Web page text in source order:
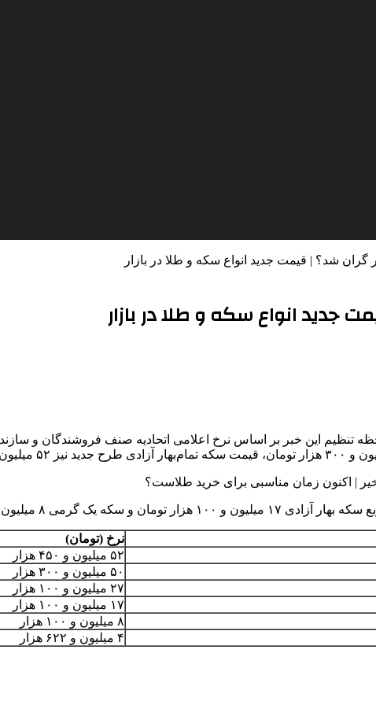
| اکنون زمان مناسبی برای خرید طلاست؟
نرخ (تومان)
۵۲ میلیون و ۴۵۰ هزار
۵۰ میلیون و ۳۰۰ هزار
۲۷ میلیون و ۱۰۰ هزار
۱۷ میلیون و ۱۰۰ هزار
۸ میلیون و ۱۰۰ هزار
۴ میلیون و ۶۲۲ هزار